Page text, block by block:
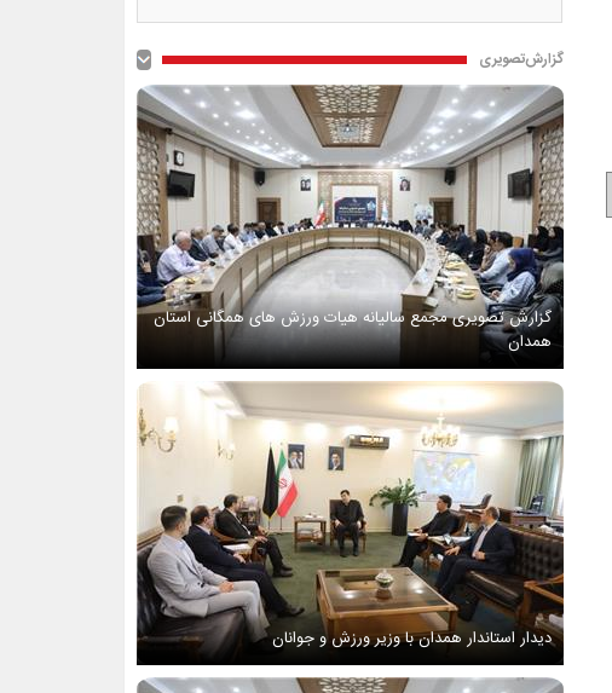
گزارش‌تصویری
گزارش تصویری مجمع سالیانه هیات ورزش های همگانی استان
همدان
دیدار استاندار همدان با وزیر ورزش و جوانان